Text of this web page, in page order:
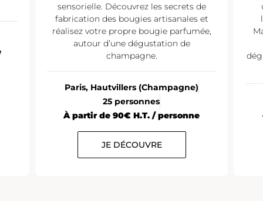
sensorielle. Découvrez les secrets de
fabrication des bougies artisanales et
réalisez votre propre bougie parfumée,
autour d’une dégustation de
champagne.
Paris, Hautvillers (Champagne)
25 personnes
À partir de 90€ H.T. / personne
JE DÉCOUVRE